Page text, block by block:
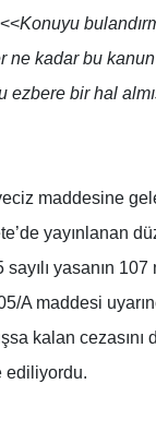
Konuyu
ne kadar bu
ezbere bir hal
maddesine
yayınlanan
yasanın 107
A maddesi
kalan
ediliyordu.